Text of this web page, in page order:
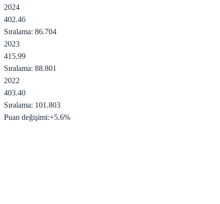
2024
402.46
Sıralama: 86.704
2023
415.99
Sıralama: 88.801
2022
403.40
Sıralama: 101.803
Puan değişimi:+5.6%